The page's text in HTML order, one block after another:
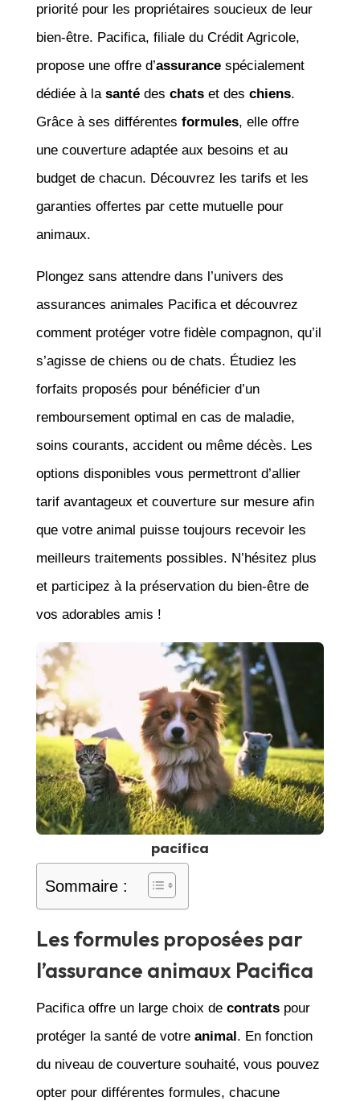
priorité pour les propriétaires soucieux de leur
bien-être. Pacifica, filiale du Crédit Agricole,
propose une offre d’assurancespécialement
dédiée à la santédes chatset des chiens.
Grâce à ses différentes formules, elle offre
une couverture adaptée aux besoins et au
budget de chacun. Découvrez les tarifs et les
garanties offertes par cette mutuelle pour
animaux.
Plongez sans attendre dans l’univers des
assurances animales Pacifica et découvrez
comment protéger votre fidèle compagnon, qu’il
s’agisse de chiens ou de chats. Étudiez les
forfaits proposés pour bénéficier d’un
remboursement optimal en cas de maladie,
soins courants, accident ou même décès. Les
options disponibles vous permettront d’allier
tarif avantageux et couverture sur mesure afin
que votre animal puisse toujours recevoir les
meilleurs traitements possibles. N’hésitez plus
et participez à la préservation du bien-être de
vos adorables amis !
pacifica
Sommaire :
Les formules proposées par
l’assurance animaux Pacifica
Pacifica offre un large choix de contratspour
protéger la santé de votre animal. En fonction
du niveau de couverture souhaité, vous pouvez
opter pour différentes formules, chacune